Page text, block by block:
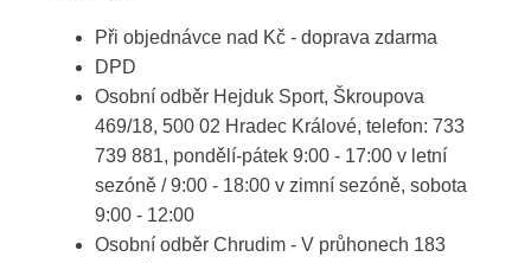
Při objednávce nad Kč - doprava zdarma
DPD
Osobní odběr Hejduk Sport, Škroupova
469/18, 500 02 Hradec Králové, telefon: 733
739 881, pondělí-pátek 9:00 - 17:00 v letní
sezóně / 9:00 - 18:00 v zimní sezóně, sobota
9:00 - 12:00
Osobní odběr Chrudim - V průhonech 183